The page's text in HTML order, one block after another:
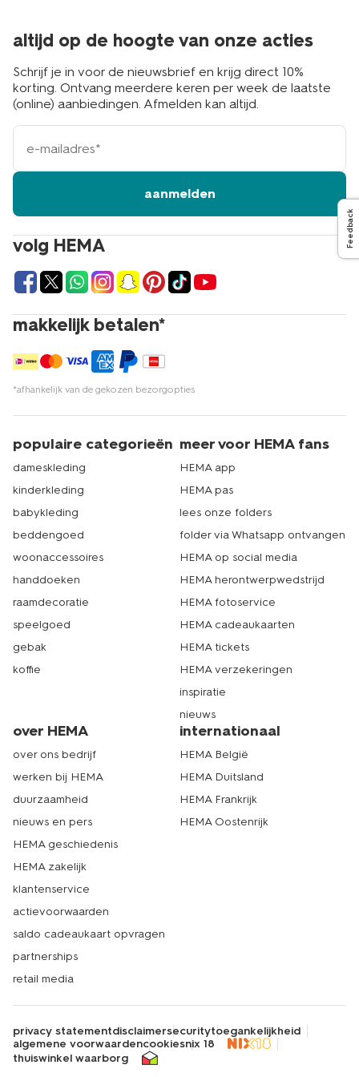
volg HEMA
makkelijk betalen*
*afhankelijk van de gekozen bezorgopties
altijd op de hoogte van onze acties
Schrijf je in voor de nieuwsbrief en krijg direct 10%
korting. Ontvang meerdere keren per week de laatste
(online) aanbiedingen. Afmelden kan altijd.
e-
mailadres
aanmelden
populaire categorieën
dameskleding
kinderkleding
babykleding
beddengoed
woonaccessoires
handdoeken
raamdecoratie
speelgoed
gebak
koffie
meer voor HEMA fans
HEMA app
HEMA pas
lees onze folders
folder via Whatsapp ontvangen
HEMA op social media
HEMA herontwerpwedstrijd
HEMA fotoservice
HEMA cadeaukaarten
HEMA tickets
HEMA verzekeringen
inspiratie
nieuws
over HEMA
over ons bedrijf
werken bij HEMA
duurzaamheid
nieuws en pers
HEMA geschiedenis
HEMA zakelijk
klantenservice
actievoorwaarden
saldo cadeaukaart opvragen
partnerships
retail media
internationaal
HEMA België
HEMA Duitsland
HEMA Frankrijk
HEMA Oostenrijk
privacy statementdisclaimersecuritytoegankelijkheid
algemene voorwaardencookiesnix 18
thuiswinkel waarborg
Feedback